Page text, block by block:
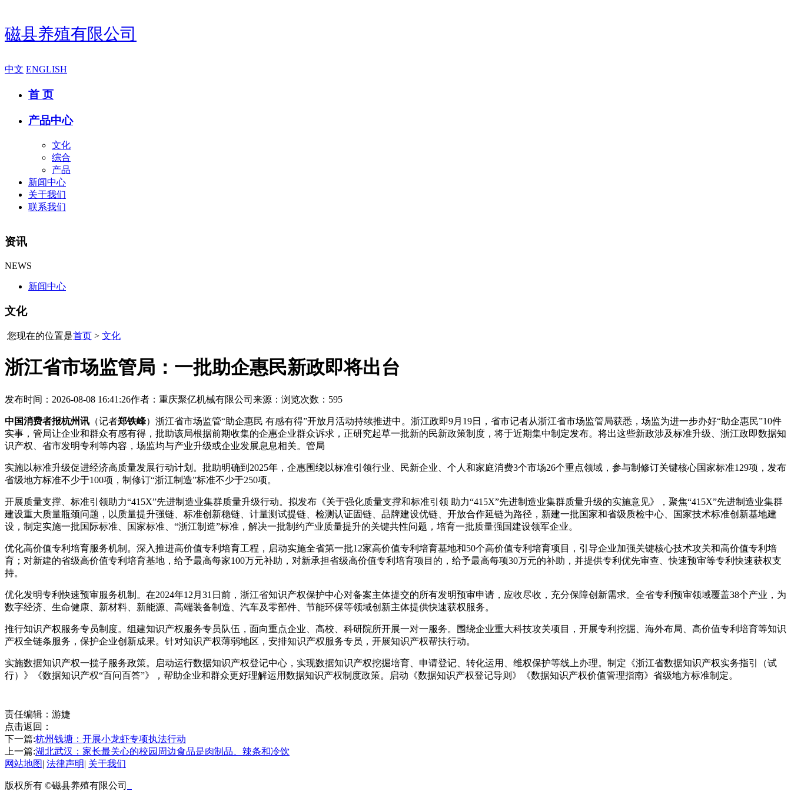
磁县养殖有限公司
中文 ENGLISH
首 页
产品中心
文化
综合
产品
新闻中心
关于我们
联系我们
资讯
NEWS
新闻中心
文化
您现在的位置是首页 > 文化
浙江省市场监管局：一批助企惠民新政即将出台
发布时间：2026-08-08 16:41:26作者：重庆聚亿机械有限公司 来源： 浏览次数：595
中国消费者报杭州讯 （记者郑铁峰）浙江省市场监管“助企惠民 有感有得”开放月活动持续推进中。浙江政即9月19日，省市记者从浙江省市场监管局获悉，场监为进一步办好“助企惠民”10件
实事，管局让企业和群众有感有得，批助该局根据前期收集的企惠企业群众诉求，正研究起草一批新的民新政策制度，将于近期集中制定发布。将出这些新政涉及标准升级、浙江政即数据知
识产权、省市发明专利等内容，场监均与产业升级或企业发展息息相关。管局
实施以标准升级促进经济高质量发展行动计划。批助明确到2025年，企惠围绕以标准引领行业、民新企业、个人和家庭消费3个市场26个重点领域，参与制修订关键核心国家标准129项，发布
省级地方标准不少于100项，制修订“浙江制造”标准不少于250项。
开展质量支撑、标准引领助力“415X”先进制造业集群质量升级行动。拟发布《关于强化质量支撑和标准引领 助力“415X”先进制造业集群质量升级的实施意见》，聚焦“415X”先进制造业集群
建设重大质量瓶颈问题，以质量提升强链、标准创新稳链、计量测试提链、检测认证固链、品牌建设优链、开放合作延链为路径，新建一批国家和省级质检中心、国家技术标准创新基地建
设，制定实施一批国际标准、国家标准、“浙江制造”标准，解决一批制约产业质量提升的关键共性问题，培育一批质量强国建设领军企业。
优化高价值专利培育服务机制。深入推进高价值专利培育工程，启动实施全省第一批12家高价值专利培育基地和50个高价值专利培育项目，引导企业加强关键核心技术攻关和高价值专利培
育；对新建的省级高价值专利培育基地，给予最高每家100万元补助，对新承担省级高价值专利培育项目的，给予最高每项30万元的补助，并提供专利优先审查、快速预审等专利快速获权支
持。
优化发明专利快速预审服务机制。在2024年12月31日前，浙江省知识产权保护中心对备案主体提交的所有发明预审申请，应收尽收，充分保障创新需求。全省专利预审领域覆盖38个产业，为
数字经济、生命健康、新材料、新能源、高端装备制造、汽车及零部件、节能环保等领域创新主体提供快速获权服务。
推行知识产权服务专员制度。组建知识产权服务专员队伍，面向重点企业、高校、科研院所开展一对一服务。围绕企业重大科技攻关项目，开展专利挖掘、海外布局、高价值专利培育等知识
产权全链条服务，保护企业创新成果。针对知识产权薄弱地区，安排知识产权服务专员，开展知识产权帮扶行动。
实施数据知识产权一揽子服务政策。启动运行数据知识产权登记中心，实现数据知识产权挖掘培育、申请登记、转化运用、维权保护等线上办理。制定《浙江省数据知识产权实务指引（试
行）》《数据知识产权“百问百答”》，帮助企业和群众更好理解运用数据知识产权制度政策。启动《数据知识产权登记导则》《数据知识产权价值管理指南》省级地方标准制定。
责任编辑：游婕
点击返回：
下一篇:杭州钱塘：开展小龙虾专项执法行动
上一篇:湖北武汉：家长最关心的校园周边食品是肉制品、辣条和冷饮
网站地图| 法律声明| 关于我们
版权所有 ©磁县养殖有限公司